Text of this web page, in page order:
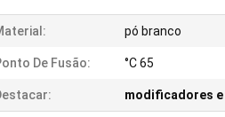
pó branco
De Fusão: °C 65
modificadores